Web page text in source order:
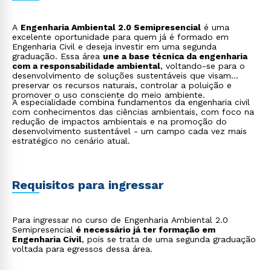
A Engenharia Ambiental 2.0 Semipresencial é uma
excelente oportunidade para quem já é formado em
Engenharia Civil e deseja investir em uma segunda
graduação. Essa área une a base técnica da engenharia
com a responsabilidade ambiental, voltando-se para o
desenvolvimento de soluções sustentáveis que visam
preservar os recursos naturais, controlar a poluição e
promover o uso consciente do meio ambiente.
A especialidade combina fundamentos da engenharia civil
com conhecimentos das ciências ambientais, com foco na
redução de impactos ambientais e na promoção do
desenvolvimento sustentável - um campo cada vez mais
estratégico no cenário atual.
Requisitos para ingressar
Para ingressar no curso de Engenharia Ambiental 2.0
Semipresencial é necessário já ter formação em
Engenharia Civil, pois se trata de uma segunda graduação
voltada para egressos dessa área.